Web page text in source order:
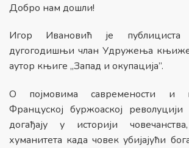
Добро нам дошли!
Игор Ивановић је публициста
дугогодишњи члан Удружења
аутор књиге „Запад и окупација”.
О појмовима савремености и
Француској буржоаској
догађају у историји
хуманитета када човек убијајући